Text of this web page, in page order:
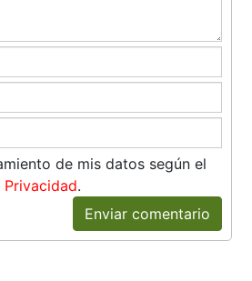
de mis datos según el
Privacidad.
Enviar comentario